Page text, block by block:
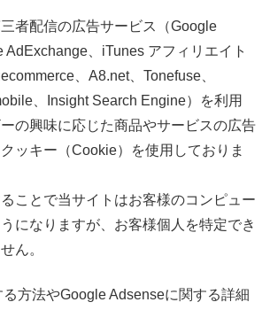
者配信の広告サービス（Google
AdExchange、iTunes アフィリエイト
、A8.net、Tonefuse、
、Insight Search Engine）を利用
の興味に応じた商品やサービスの広告
ッキー（Cookie）を使用しておりま
ことで当サイトはお客様のコンピュー
になりますが、お客様個人を特定でき
ん。
方法やGoogle Adsenseに関する詳細